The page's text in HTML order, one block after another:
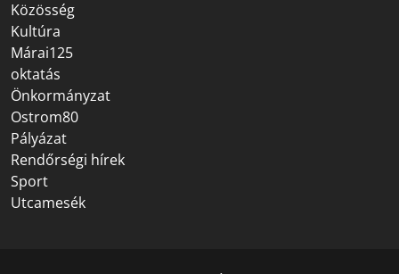
Közösség
Kultúra
Márai125
oktatás
Önkormányzat
Ostrom80
Pályázat
Rendőrségi hírek
Sport
Utcamesék